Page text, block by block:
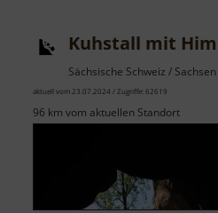
Kuhstall mit
Sächsische Schweiz / Sachsen
aktuell vom 23.07.2024 / Zugriffe: 62619
96 km vom aktuellen Standort